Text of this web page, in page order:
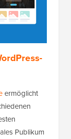
ermöglicht
Publikum